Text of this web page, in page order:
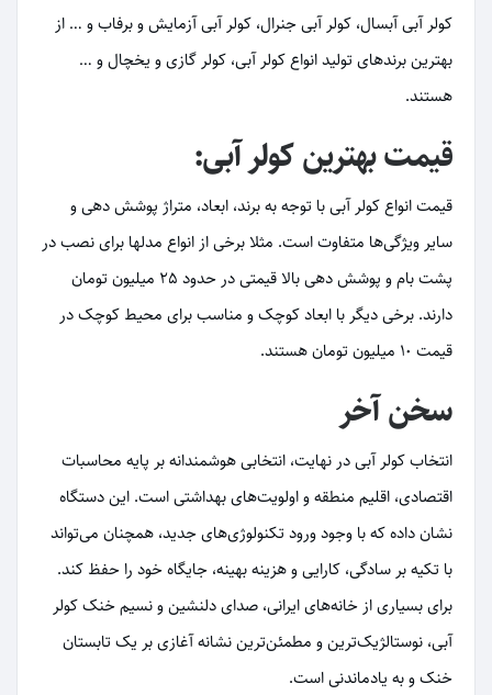
کولر آبی آبسال، کولر آبی جنرال، کولر آبی آزمایش و برفاب و … از
بهترین برندهای تولید انواع کولر آبی، کولر گازی و یخچال و …
هستند.
قیمت بهترین کولر آبی:
قیمت انواع کولر آبی با توجه به برند، ابعاد، متراژ پوشش دهی و
سایر ویژگی‌ها متفاوت است. مثلا برخی از انواع مدلها برای نصب در
پشت بام و پوشش دهی بالا قیمتی در حدود 25 میلیون تومان
دارند. برخی دیگر با ابعاد کوچک و مناسب برای محیط کوچک در
قیمت 10 میلیون تومان هستند.
سخن آخر
انتخاب کولر آبی در نهایت، انتخابی هوشمندانه بر پایه محاسبات
اقتصادی، اقلیم منطقه و اولویت‌های بهداشتی است. این دستگاه
نشان داده که با وجود ورود تکنولوژی‌های جدید، همچنان می‌تواند
با تکیه بر سادگی، کارایی و هزینه بهینه، جایگاه خود را حفظ کند.
برای بسیاری از خانه‌های ایرانی، صدای دلنشین و نسیم خنک کولر
آبی، نوستالژیک‌ترین و مطمئن‌ترین نشانه آغازی بر یک تابستان
خنک و به یادماندنی است.